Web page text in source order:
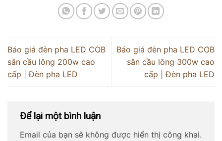
Báo giá đèn pha LED COB
sân cầu lông 200w cao
cấp | Đèn pha LED
Báo giá đèn pha LED COB
sân cầu lông 300w cao
cấp | Đèn pha LED
Để lại một bình luận
Email của bạn sẽ không được hiển thị công khai.